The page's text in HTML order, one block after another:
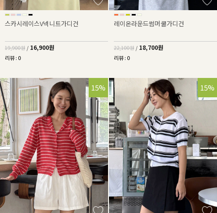
스카시레이스V넥니트가디건
19,900원 / 16,900원
리뷰 : 0
레이온라운드썸머쿨가디건
22,100원 / 18,700원
리뷰 : 0
15% 15%